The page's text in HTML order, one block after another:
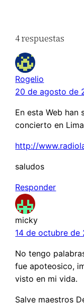
4 respuestas
Rogelio
20 de agosto de
En esta Web
concierto en
http://
saludos
Responder
micky
14 de octubre de
No tengo
fue apoteosico,
visto en mi vida.
Salve maestros